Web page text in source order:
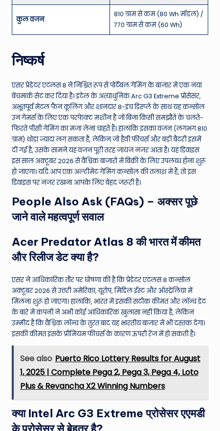
कुल वजन
810 ग्राम से कम (80 Wh मॉडल) /
770 ग्राम से कम (60 Wh)
निष्कर्ष
एसर प्रेडेटर एटलस 8 ने निश्चित रूप से पोर्टेबल गेमिंग के बाजार में एक नया
बेंचमार्क सेट कर दिया है। इंटेल के अत्याधुनिक Arc G3 Extreme प्रोसेसर,
अभूतपूर्व मेटल फैन कूलिंग और शानदार 8-इंच डिस्प्ले के साथ यह कन्सोल
उन गेमर्स के लिए एक परफेक्ट मशीन है जो बिना किसी समझौते के चलते-
फिरते पीसी गेमिंग का मजा लेना चाहते हैं। हालांकि इसका वजन (लगभग 810
ग्राम) थोड़ा ज्यादा लग सकता है, लेकिन जो हैवी फीचर्स और बड़ी बैटरी इसमें
दी गई है, उसके सामने यह वजन पूरी तरह जायज नजर आता है। यह डिवाइस
इस साल अक्टूबर 2026 से वैश्विक बाजारों में बिक्री के लिए उपलब्ध होना शुरू
हो जाएगा। यदि आप एक अल्टीमेट गेमिंग कन्सोल की तलाश में हैं, तो इस
डिवाइस पर नजर रखना आपके लिए बेहद जरूरी है।
People Also Ask (FAQs) – अक्सर पूछे
जाने वाले महत्वपूर्ण सवाल
Acer Predator Atlas 8 की भारत में कीमत
और रिलीज डेट क्या है?
एसर ने आधिकारिक तौर पर घोषणा की है कि प्रेडेटर एटलस 8 कन्सोल
अक्टूबर 2026 से उत्तरी अमेरिका, यूरोप, मिडिल ईस्ट और ऑस्ट्रेलिया में
मिलना शुरू हो जाएगा। हालांकि, भारत में इसकी सटीक कीमत और लॉन्च डेट
के बारे में कंपनी ने अभी कोई आधिकारिक खुलासा नहीं किया है, लेकिन
उम्मीद है कि वैश्विक लॉन्च के तुरंत बाद यह भारतीय बाजार में भी दस्तक देगा।
इसकी कीमत इसके प्रीमियम फीचर्स के कारण ऊपरी रेंज में हो सकती है।
See also Puerto Rico Lottery Results for August
1, 2025 | Complete Pega 2, Pega 3, Pega 4, Loto
Plus & Revancha X2 Winning Numbers
क्या Intel Arc G3 Extreme प्रोसेसर एएमडी